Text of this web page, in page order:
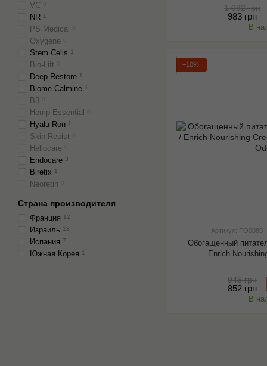
1 092 грн
983 грн
В
−10%
Артикул: FO0089
Обогащенный
Enrich
946 грн
852 грн
В
VC
NR 1
PS Medical
Oxygene
Stem Cells 1
Bio-Lift
Deep Restore 1
Biome Calmine 1
B3
Hemp Essential
Hyalu-Ron 1
Skin Resist
Heliocare
Endocare 3
Biretix 1
Neoretin
Страна производителя
Франция 12
Израиль 18
Испания 7
Южная Корея 1